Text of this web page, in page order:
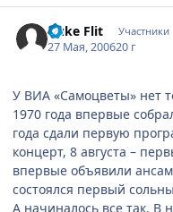
Duke Flit Участники
27 Мая, 200620 г
У ВИА «Самоцветы» нет
1970 года впервые
года сдали первую
концерт, 8 августа –
впервые объявили
состоялся первый
А начиналось все так. В